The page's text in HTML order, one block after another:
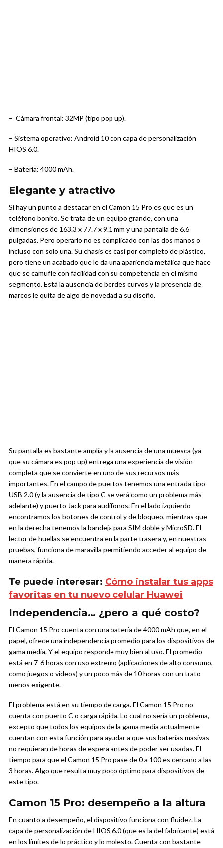
– Cámara frontal: 32MP (tipo pop up).
– Sistema operativo: Android 10 con capa de personalización
HIOS 6.0.
– Batería: 4000 mAh.
Elegante y atractivo
Sí hay un punto a destacar en el Camon 15 Pro es que es un
teléfono bonito. Se trata de un equipo grande, con una
dimensiones de 163.3 x 77.7 x 9.1 mm y una pantalla de 6.6
pulgadas. Pero operarlo no es complicado con las dos manos o
incluso con solo una. Su chasis es casi por completo de plástico,
pero tiene un acabado que le da una apariencia metálica que hace
que se camufle con facilidad con su competencia en el mismo
segmento. Está la ausencia de bordes curvos y la presencia de
marcos le quita de algo de novedad a su diseño.
Su pantalla es bastante amplía y la ausencia de una muesca (ya
que su cámara es pop up) entrega una experiencia de visión
completa que se convierte en uno de sus recursos más
importantes. En el campo de puertos tenemos una entrada tipo
USB 2.0 (y la ausencia de tipo C se verá como un problema más
adelante) y puerto Jack para audífonos. En el lado izquierdo
encontramos los botones de control y de bloqueo, mientras que
en la derecha tenemos la bandeja para SIM doble y MicroSD. El
lector de huellas se encuentra en la parte trasera y, en nuestras
pruebas, funciona de maravilla permitiendo acceder al equipo de
manera rápida.
Te puede interesar: Cómo instalar tus apps
favoritas en tu nuevo celular Huawei
Independencia… ¿pero a qué costo?
El Camon 15 Pro cuenta con una batería de 4000 mAh que, en el
papel, ofrece una independencia promedio para los dispositivos de
gama media. Y el equipo responde muy bien al uso. El promedio
está en 7-6 horas con uso extremo (aplicaciones de alto consumo,
como juegos o videos) y un poco más de 10 horas con un trato
menos exigente.
El problema está en su tiempo de carga. El Camon 15 Pro no
cuenta con puerto C o carga rápida. Lo cual no sería un problema,
excepto que todos los equipos de la gama media actualmente
cuentan con esta función para ayudar a que sus baterías masivas
no requieran de horas de espera antes de poder ser usadas. El
tiempo para que el Camon 15 Pro pase de 0 a 100 es cercano a las
3 horas. Algo que resulta muy poco óptimo para dispositivos de
este tipo.
Camon 15 Pro: desempeño a la altura
En cuanto a desempeño, el dispositivo funciona con fluidez. La
capa de personalización de HIOS 6.0 (que es la del fabricante) está
en los límites de lo práctico y lo molesto. Cuenta con bastante